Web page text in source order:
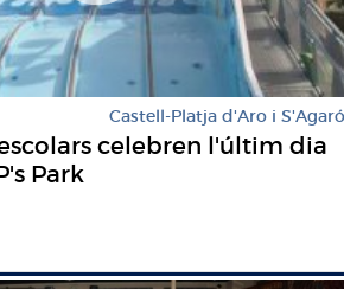
Castell-Platja d'Aro i S'Agaró
celebren l'últim dia
Park